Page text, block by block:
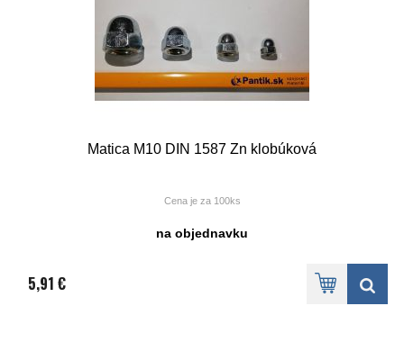
Matica M10 DIN 1587 Zn klobúková
Cena je za 100ks
na objednavku
5,91 €